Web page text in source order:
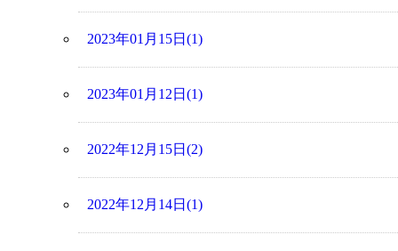
2023年01月15日(1)
2023年01月12日(1)
2022年12月15日(2)
2022年12月14日(1)